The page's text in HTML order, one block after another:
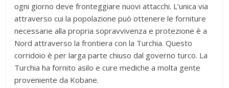
ogni giorno deve fronteggiare nuovi attacchi. L’unica via
attraverso cui la popolazione può ottenere le forniture
necessarie alla propria sopravvivenza e protezione è a
Nord attraverso la frontiera con la Turchia. Questo
corridoio è per larga parte chiuso dal governo turco. La
Turchia ha fornito asilo e cure mediche a molta gente
proveniente da Kobane.